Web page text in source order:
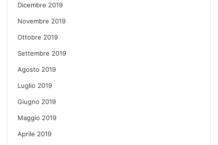
Dicembre 2019
Novembre 2019
Ottobre 2019
Settembre 2019
Agosto 2019
Luglio 2019
Giugno 2019
Maggio 2019
Aprile 2019